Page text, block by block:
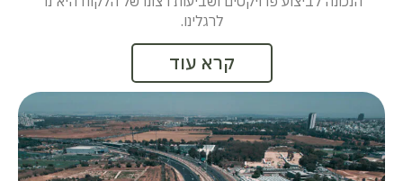
לרגלינו.
קרא עוד